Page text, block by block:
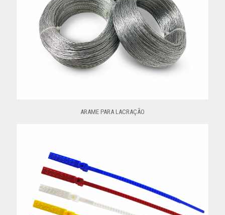
ARAME PARA LACRAÇÃO